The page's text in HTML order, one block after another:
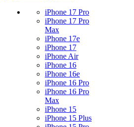
iPhone 17 Pro
iPhone 17 Pro
Max
iPhone 17e
iPhone 17
iPhone Air
iPhone 16
iPhone 16e
iPhone 16 Pro
iPhone 16 Pro
Max
iPhone 15
iPhone 15 Plus